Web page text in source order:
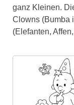
ganz Kleinen.
Clowns (Bumba
(Elefanten,